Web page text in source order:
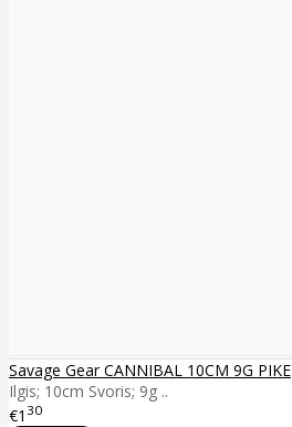
Savage Gear CANNIBAL 10CM 9G PIKE
Ilgis; 10cm Svoris; 9g ..
€1 30